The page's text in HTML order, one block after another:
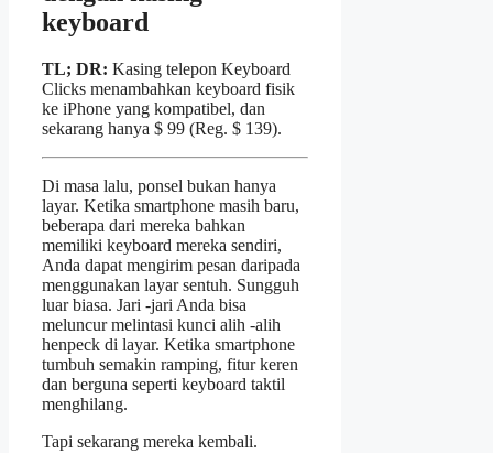
keyboard
TL; DR: Kasing telepon Keyboard
Clicks menambahkan keyboard fisik
ke iPhone yang kompatibel, dan
sekarang hanya $ 99 (Reg. $ 139).
Di masa lalu, ponsel bukan hanya
layar. Ketika smartphone masih baru,
beberapa dari mereka bahkan
memiliki keyboard mereka sendiri,
Anda dapat mengirim pesan daripada
menggunakan layar sentuh. Sungguh
luar biasa. Jari -jari Anda bisa
meluncur melintasi kunci alih -alih
henpeck di layar. Ketika smartphone
tumbuh semakin ramping, fitur keren
dan berguna seperti keyboard taktil
menghilang.
Tapi sekarang mereka kembali.